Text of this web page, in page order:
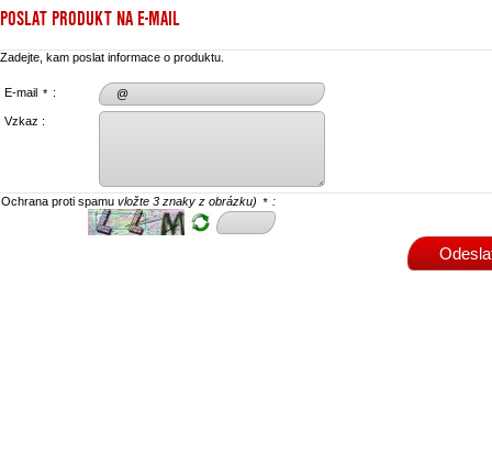
POSLAT PRODUKT NA E-MAIL
Zadejte, kam poslat informace o produktu.
E-mail * :
Vzkaz :
Ochrana proti spamu vložte 3 znaky z obrázku) * :